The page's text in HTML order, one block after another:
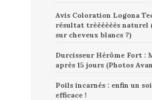
Avis Coloration Logona
résultat trèèèèèès naturel
sur cheveux blancs ?)
Durcisseur Hérôme Fort :
après 15 jours (Photos
Poils incarnés : enfin un
efficace !